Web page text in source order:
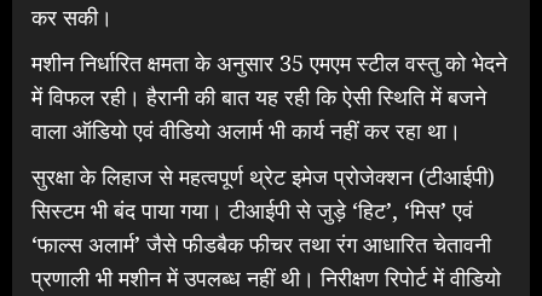
कर सकी।
मशीन निर्धारित क्षमता के अनुसार 35 एमएम स्टील वस्तु को भेदने
में विफल रही। हैरानी की बात यह रही कि ऐसी स्थिति में बजने
वाला ऑडियो एवं वीडियो अलार्म भी कार्य नहीं कर रहा था।
सुरक्षा के लिहाज से महत्वपूर्ण थ्रेट इमेज प्रोजेक्शन (टीआईपी)
सिस्टम भी बंद पाया गया। टीआईपी से जुड़े ‘हिट’, ‘मिस’ एवं
‘फाल्स अलार्म’ जैसे फीडबैक फीचर तथा रंग आधारित चेतावनी
प्रणाली भी मशीन में उपलब्ध नहीं थी। निरीक्षण रिपोर्ट में वीडियो